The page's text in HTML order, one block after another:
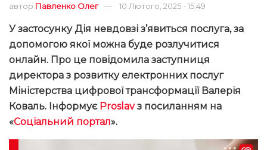
автор Павленко Олег 10 Лютого, 2025 - 15:49
У застосунку Дія невдовзі з’явиться послуга, за
допомогою якої можна буде розлучитися
онлайн. Про це повідомила заступниця
директора з розвитку електронних послуг
Міністерства цифрової трансформації Валерія
Коваль. Інформує Proslavз посиланням на
«Соціальний портал».